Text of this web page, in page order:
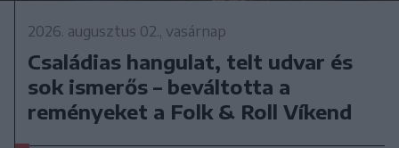
2026. augusztus 02., vasárnap
Családias hangulat, telt udvar és
sok ismerős – beváltotta a
reményeket a Folk & Roll Víkend